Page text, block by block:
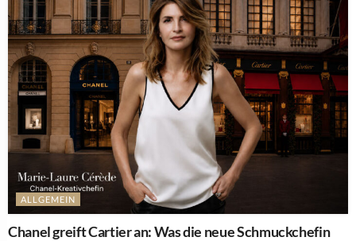
ALLGEMEIN
Chanel greift Cartier an: Was die neue Schmuckchefin